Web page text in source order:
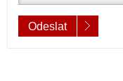
Odeslat